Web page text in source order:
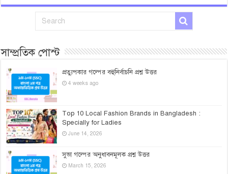
সাম্প্রতিক পোস্ট
প্রত্যুপকার গল্পের বহুনির্বাচনি প্রশ্ন উত্তর
4 weeks ago
Top 10 Local Fashion Brands in Bangladesh :
Specially for Ladies
June 14, 2026
সুভা গল্পের অনুধাবনমূলক প্রশ্ন উত্তর
March 15, 2026